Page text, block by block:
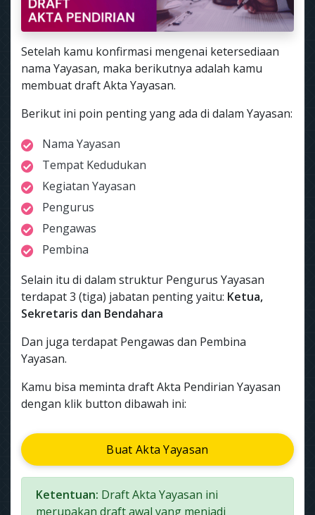
Setelah kamu konfirmasi mengenai ketersediaan
nama Yayasan, maka berikutnya adalah kamu
membuat draft Akta Yayasan.
Berikut ini poin penting yang ada di dalam Yayasan:
Nama Yayasan
Tempat Kedudukan
Kegiatan Yayasan
Pengurus
Pengawas
Pembina
Selain itu di dalam struktur Pengurus Yayasan
terdapat 3 (tiga) jabatan penting yaitu: Ketua,
Sekretaris dan Bendahara
Dan juga terdapat Pengawas dan Pembina
Yayasan.
Kamu bisa meminta draft Akta Pendirian Yayasan
dengan klik button dibawah ini:
Buat Akta Yayasan
Ketentuan: Draft Akta Yayasan ini
merupakan draft awal yang menjadi